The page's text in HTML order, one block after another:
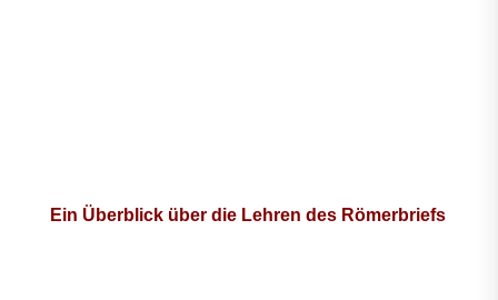
Ein Überblick über die Lehren des Römerbriefs